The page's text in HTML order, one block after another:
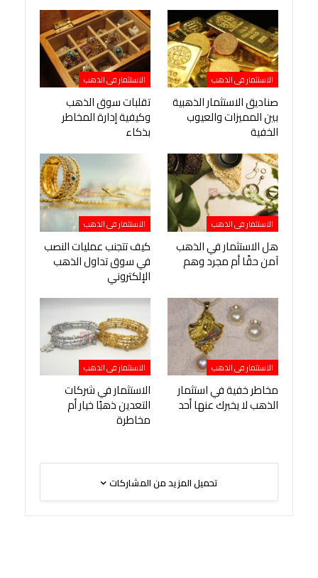
الاستثمار فى الذهب
صناديق الاستثمار الذهبية
بين المميزات والعيوب
الخفية
الاستثمار فى الذهب
تقلبات سوق الذهب
وكيفية إدارة المخاطر
بذكاء
الاستثمار فى الذهب
هل الاستثمار في الذهب
آمن حقًا أم مجرد وهم
الاستثمار فى الذهب
كيف تتجنب عمليات النصب
في سوق تداول الذهب
الإلكتروني
الاستثمار فى الذهب
مخاطر خفية في استثمار
الذهب لا يخبرك عنها أحد
الاستثمار فى الذهب
الاستثمار في شركات
التعدين ذهبًا خيار أم
مخاطرة
تحميل المزيد من المشاركات